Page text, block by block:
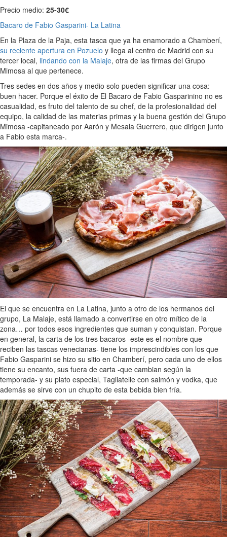
Precio medio: 25-30€
Bacaro de Fabio Gasparini- La Latina
En la Plaza de la Paja, esta tasca que ya ha enamorado a Chamberí,
su reciente apertura en Pozuelo y llega al centro de Madrid con su
tercer local, lindando con la Malaje, otra de las firmas del Grupo
Mimosa al que pertenece.
Tres sedes en dos años y medio solo pueden significar una cosa:
buen hacer. Porque el éxito de El Bacaro de Fabio Gasparinino no es
casualidad, es fruto del talento de su chef, de la profesionalidad del
equipo, la calidad de las materias primas y la buena gestión del Grupo
Mimosa -capitaneado por Aarón y Mesala Guerrero, que dirigen junto
a Fabio esta marca-.
El que se encuentra en La Latina, junto a otro de los hermanos del
grupo, La Malaje, está llamado a convertirse en otro mítico de la
zona… por todos esos ingredientes que suman y conquistan. Porque
en general, la carta de los tres bacaros -este es el nombre que
reciben las tascas venecianas- tiene los imprescindibles con los que
Fabio Gasparini se hizo su sitio en Chamberí, pero cada uno de ellos
tiene su encanto, sus fuera de carta -que cambian según la
temporada- y su plato especial, Tagliatelle con salmón y vodka, que
además se sirve con un chupito de esta bebida bien fría.